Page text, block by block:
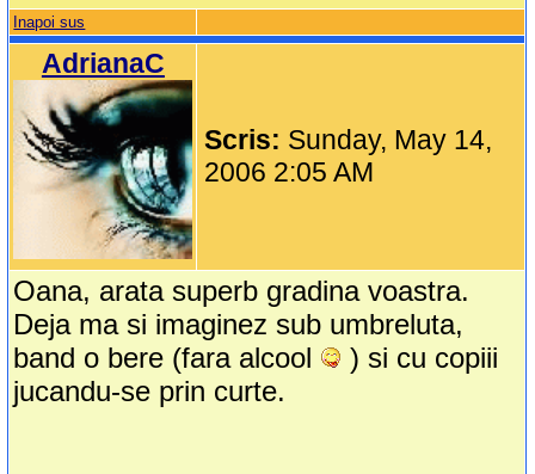
Inapoi sus
AdrianaC
Scris: Sunday, May 14,
2006 2:05 AM
Oana, arata superb gradina voastra.
Deja ma si imaginez sub umbreluta,
band o bere (fara alcool
) si cu copiii
jucandu-se prin curte.